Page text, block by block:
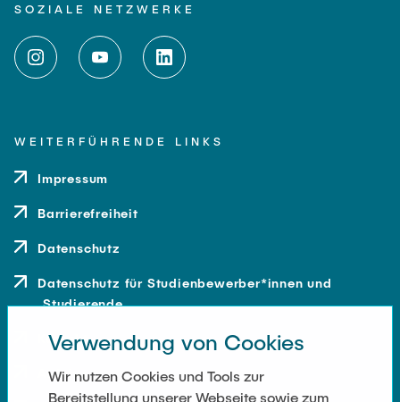
SOZIALE NETZWERKE
WEITERFÜHRENDE LINKS
Impressum
Barrierefreiheit
Datenschutz
Datenschutz für Studienbewerber*innen und
Studierende
Kontakt
Anfahrt
Verwendung von Cookies
Wir nutzen Cookies und Tools zur
Bereitstellung unserer Webseite sowie zum